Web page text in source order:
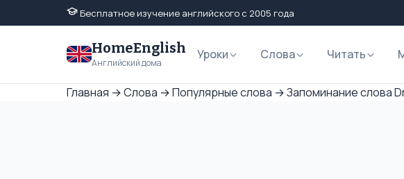
Бесплатное изучение английского с 2005 года
HomeEnglish
Английский дома
Уроки Слова Читать
Главная →Слова →Популярные слова →Запоминание слова